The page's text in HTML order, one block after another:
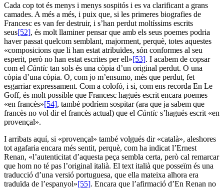
Cada cop tot és menys i menys sospitós i es va clarificant a grans
camades. A més a més, i puix que, si les primeres biografies de
Francesc es van fer destruir, i s’han perdut moltíssims escrits
seus[52], és molt llaminer pensar que amb els seus poemes podria
haver passat quelcom semblant, majorment, perquè, totes aquestes
«composicions que li han estat atribuïdes, són conformes al seu
esperit, però no han estat escrites per ell»[53]. I acabem de copsar
com el Càntic tan sols és una còpia d’un original perdut. O una
còpia d’una còpia. O, com jo m’ensumo, més que perdut, fet
esgarriar expressament. Com a colofó, i si, com ens recorda En Le
Goff, és molt possible que Francesc hagués escrit encara poemes
«en francès»[54], també podríem sospitar (ara que ja sabem que
francès no vol dir el francès actual) que el Càntic s’hagués escrit «en
provençal».
I arribats aquí, si «provençal» també volgués dir «català», aleshores
tot agafaria encara més sentit, perquè, com ha indicat l’Ernest
Renan, «l’autenticitat d’aquesta peça sembla certa, però cal remarcar
que hom no té pas l’original italià. El text italià que posseïm és una
traducció d’una versió portuguesa, que ella mateixa alhora era
traduïda de l’espanyol»[55]. Encara que l’afirmació d’En Renan no